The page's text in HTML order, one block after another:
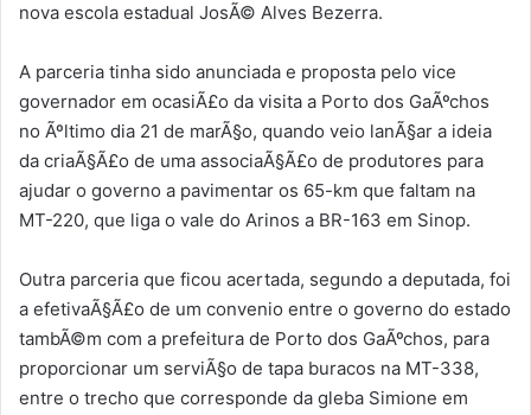
nova escola estadual JosÃ© Alves Bezerra.
A parceria tinha sido anunciada e proposta pelo vice
governador em ocasiÃ£o da visita a Porto dos GaÃºchos
no Ãºltimo dia 21 de marÃ§o, quando veio lanÃ§ar a ideia
da criaÃ§Ã£o de uma associaÃ§Ã£o de produtores para
ajudar o governo a pavimentar os 65-km que faltam na
MT-220, que liga o vale do Arinos a BR-163 em Sinop.
Outra parceria que ficou acertada, segundo a deputada, foi
a efetivaÃ§Ã£o de um convenio entre o governo do estado
tambÃ©m com a prefeitura de Porto dos GaÃºchos, para
proporcionar um serviÃ§o de tapa buracos na MT-338,
entre o trecho que corresponde da gleba Simione em